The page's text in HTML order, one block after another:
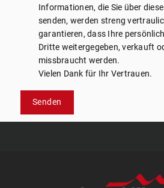
Informationen, die Sie über
senden, werden streng
garantieren, dass Ihre
Dritte weitergegeben, verkauft
missbraucht werden.
Vielen Dank für Ihr Vertrauen.
Senden